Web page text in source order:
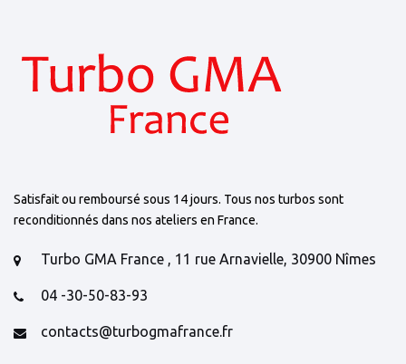
Satisfait ou remboursé sous 14 jours. Tous nos turbos sont
reconditionnés dans nos ateliers en France.
Turbo GMA France , 11 rue Arnavielle, 30900 Nîmes
04 -30-50-83-93
contacts@turbogmafrance.fr